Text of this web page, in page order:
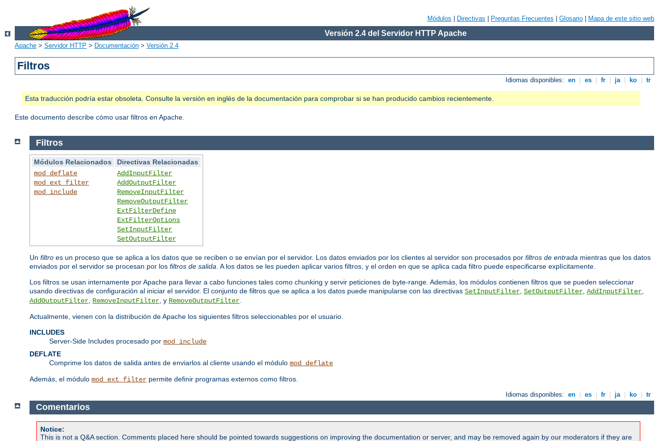
Módulos Directivas Preguntas Frecuentes Glosario Mapa de este sitio web
Versión 2.4 del Servidor HTTP Apache
Apache > Servidor HTTP > Documentación > Versión 2.4
Filtros
Idiomas disponibles: en es fr ja ko tr
Esta traducción podría estar obsoleta. Consulte la versión en inglés de la documentación para comprobar si se han producido cambios recientemente.
Este documento describe cómo usar filtros en Apache.
Filtros
Módulos Relacionados
Directivas Relacionadas
mod_deflate
mod_ext_filter
mod_include
AddInputFilter
AddOutputFilter
RemoveInputFilter
RemoveOutputFilter
ExtFilterDefine
ExtFilterOptions
SetInputFilter
SetOutputFilter
Un filtro es un proceso que se aplica a los datos que se reciben o se envían por el servidor. Los datos enviados por los clientes al servidor son procesados por filtros de entrada mientras que los datos
enviados por el servidor se procesan por los filtros de salida . A los datos se les pueden aplicar varios filtros, y el orden en que se aplica cada filtro puede especificarse explícitamente.
Los filtros se usan internamente por Apache para llevar a cabo funciones tales como chunking y servir peticiones de byte-range. Además, los módulos contienen filtros que se pueden seleccionar
usando directivas de configuración al iniciar el servidor. El conjunto de filtros que se aplica a los datos puede manipularse con las directivas SetInputFilter SetOutputFilter AddInputFilter
AddOutputFilter RemoveInputFilter , y RemoveOutputFilter
Actualmente, vienen con la distribución de Apache los siguientes filtros seleccionables por el usuario.
INCLUDES
Server-Side Includes procesado por mod_include
DEFLATE
Comprime los datos de salida antes de enviarlos al cliente usando el módulo mod_deflate
Además, el módulo mod_ext_filter permite definir programas externos como filtros.
Idiomas disponibles: en | es | fr | ja | ko | tr
Comentarios
Notice:
This is not a Q&A section. Comments placed here should be pointed towards suggestions on improving the documentation or server, and may be removed again by our moderators if they are